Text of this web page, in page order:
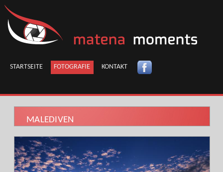
STARTSEITE FOTOGRAFIE KONTAKT
MALEDIVEN